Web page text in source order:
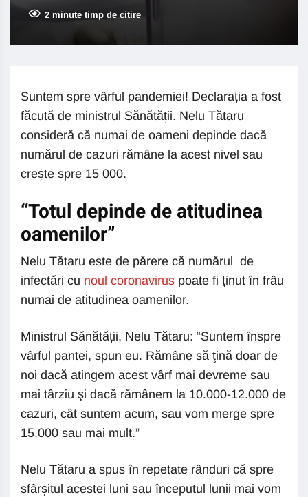
2 minute timp de citire
Suntem spre vârful pandemiei! Declarația a fost
făcută de ministrul Sănătății. Nelu Tătaru
consideră că numai de oameni depinde dacă
numărul de cazuri rămâne la acest nivel sau
crește spre 15 000.
“Totul depinde de atitudinea
oamenilor”
Nelu Tătaru este de părere că numărul de
infectări cu noul coronavirus poate fi ținut în frâu
numai de atitudinea oamenilor.
Ministrul Sănătății, Nelu Tătaru: “Suntem înspre
vârful pantei, spun eu. Rămâne să ţină doar de
noi dacă atingem acest vârf mai devreme sau
mai târziu şi dacă rămânem la 10.000-12.000 de
cazuri, cât suntem acum, sau vom merge spre
15.000 sau mai mult.”
Nelu Tătaru a spus în repetate rânduri că spre
sfârșitul acestei luni sau începutul lunii mai vom